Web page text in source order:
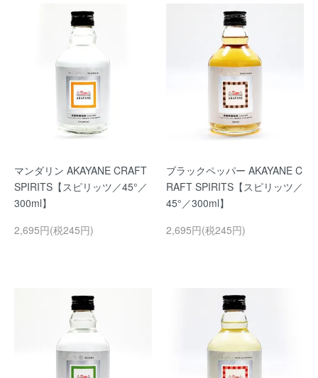
マンダリン AKAYANE CRAFT
SPIRITS【スピリッツ／45°／
300ml】
2,695円(税245円)
ブラックペッパー AKAYANE C
RAFT SPIRITS【スピリッツ／
45°／300ml】
2,695円(税245円)